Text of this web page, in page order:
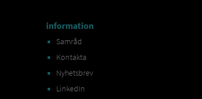
information
Samråd
Kontakta
Nyhetsbrev
LinkedIn